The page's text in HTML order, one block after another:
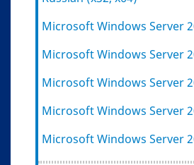
Microsoft Windows Server
Microsoft Windows Server
Microsoft Windows Server
Microsoft Windows Server
Microsoft Windows Server